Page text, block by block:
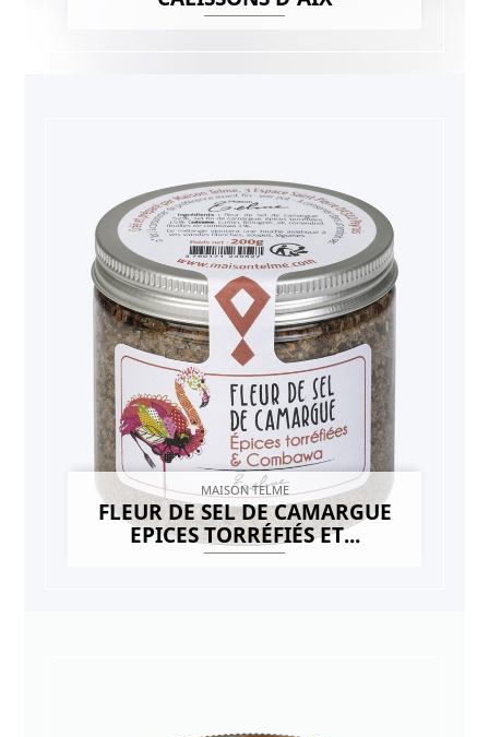
MAISON TELME
FLEUR DE SEL DE CAMARGUE
EPICES TORRÉFIÉS ET...